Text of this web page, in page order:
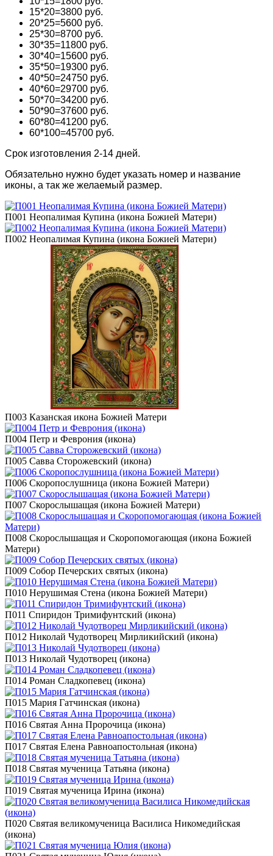
15*20=3800 руб.
20*25=5600 руб.
25*30=8700 руб.
30*35=11800 руб.
30*40=15600 руб.
35*50=19300 руб.
40*50=24750 руб.
40*60=29700 руб.
50*70=34200 руб.
50*90=37600 руб.
60*80=41200 руб.
60*100=45700 руб.
Срок изготовления 2-14 дней.
Обязательно нужно будет указать номер и название
иконы, а так же желаемый размер.
П001 Неопалимая Купина (икона Божией Матери)
П002 Неопалимая Купина (икона Божией Матери)
П003 Казанская икона Божией Матери
П004 Петр и Феврония (икона)
П005 Савва Сторожевский (икона)
П006 Скоропослушница (икона Божией Матери)
П007 Скорослышащая (икона Божией Матери)
П008 Скорослышащая и Скоропомогающая (икона Божией
Матери)
П009 Собор Печерских святых (икона)
П010 Нерушимая Стена (икона Божией Матери)
П011 Спиридон Тримифунтский (икона)
П012 Николай Чудотворец Мирликийский (икона)
П013 Николай Чудотворец (икона)
П014 Роман Сладкопевец (икона)
П015 Мария Гатчинская (икона)
П016 Святая Анна Пророчица (икона)
П017 Святая Елена Равноапостольная (икона)
П018 Святая мученица Татьяна (икона)
П019 Святая мученица Ирина (икона)
П020 Святая великомученица Василиса Никомедийская
(икона)